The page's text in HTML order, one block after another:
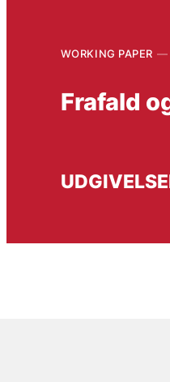
WORKING PAPER
Frafald